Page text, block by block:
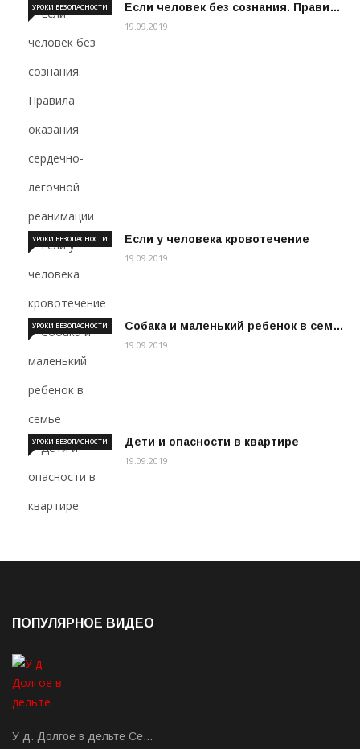
Если человек без сознания. Прави…
УРОКИ БЕЗОПАСНОСТИ
19.09.2019
Если у человека кровотечение
УРОКИ БЕЗОПАСНОСТИ
19.09.2019
Собака и маленький ребенок в сем…
УРОКИ БЕЗОПАСНОСТИ
19.09.2019
Дети и опасности в квартире
УРОКИ БЕЗОПАСНОСТИ
19.09.2019
ПОПУЛЯРНОЕ ВИДЕО
У д. Долгое в дельте Се…